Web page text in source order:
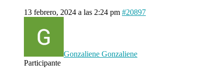
13 febrero, 2024 a las 2:24 pm #20897
Gonzaliene Gonzaliene
Participante